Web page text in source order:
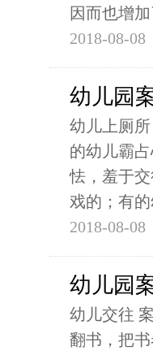
因而也增
2018-08-08
幼儿园
幼儿上厕
的幼儿霸
怯，羞于
戏的；有
2018-08-08
幼儿园
幼儿交往
翻书，把